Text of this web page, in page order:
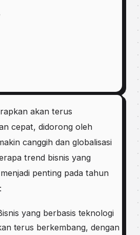
akan terus
cepat, didorong oleh
canggih dan globalisasi
trend bisnis yang
penting pada tahun
yang berbasis teknologi
terus berkembang, dengan